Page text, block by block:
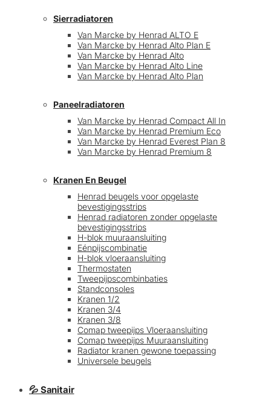
Sierradiatoren
Van Marcke by Henrad ALTO E
Van Marcke by Henrad Alto Plan E
Van Marcke by Henrad Alto
Van Marcke by Henrad Alto Line
Van Marcke by Henrad Alto Plan
Paneelradiatoren
Van Marcke by Henrad Compact All In
Van Marcke by Henrad Premium Eco
Van Marcke by Henrad Everest Plan 8
Van Marcke by Henrad Premium 8
Kranen En Beugel
Henrad beugels voor opgelaste
bevestigingsstrips
Henrad radiatoren zonder opgelaste
bevestigingsstrips
H-blok muuraansluiting
Eénpijscombinatie
H-blok vloeraansluiting
Thermostaten
Tweepijpscombinbaties
Standconsoles
Kranen 1/2
Kranen 3/4
Kranen 3/8
Comap tweepijps Vloeraansluiting
Comap tweepijps Muuraansluiting
Radiator kranen gewone toepassing
Universele beugels
💦 Sanitair